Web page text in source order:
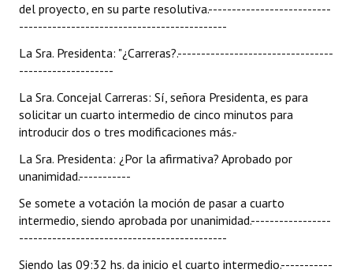
del proyecto, en su parte resolutiva.--------------------------
--------------------------------------------
La Sra. Presidenta: "¿Carreras?.---------------------------------
--------------------
La Sra. Concejal Carreras: Sí, señora Presidenta, es para
solicitar un cuarto intermedio de cinco minutos para
introducir dos o tres modificaciones más.-
La Sra. Presidenta: ¿Por la afirmativa? Aprobado por
unanimidad.-----------
Se somete a votación la moción de pasar a cuarto
intermedio, siendo aprobada por unanimidad.-----------------
--------------------------------------------
Siendo las 09:32 hs. da inicio el cuarto intermedio.-----------